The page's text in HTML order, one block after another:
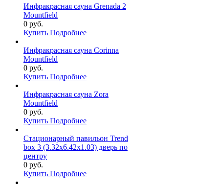
Инфракрасная сауна Grenada 2
Mountfield
0 руб.
Купить Подробнее
Инфракрасная сауна Corinna
Mountfield
0 руб.
Купить Подробнее
Инфракрасная сауна Zora
Mountfield
0 руб.
Купить Подробнее
Стационарный павильон Trend
box 3 (3.32х6.42х1.03) дверь по
центру
0 руб.
Купить Подробнее